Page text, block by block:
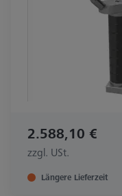
2.588,10 €
zzgl. USt.
Längere Lieferzeit